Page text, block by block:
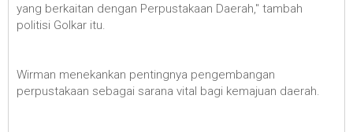
yang berkaitan dengan Perpustakaan Daerah," tambah
politisi Golkar itu.
Wirman menekankan pentingnya pengembangan
perpustakaan sebagai sarana vital bagi kemajuan daerah.